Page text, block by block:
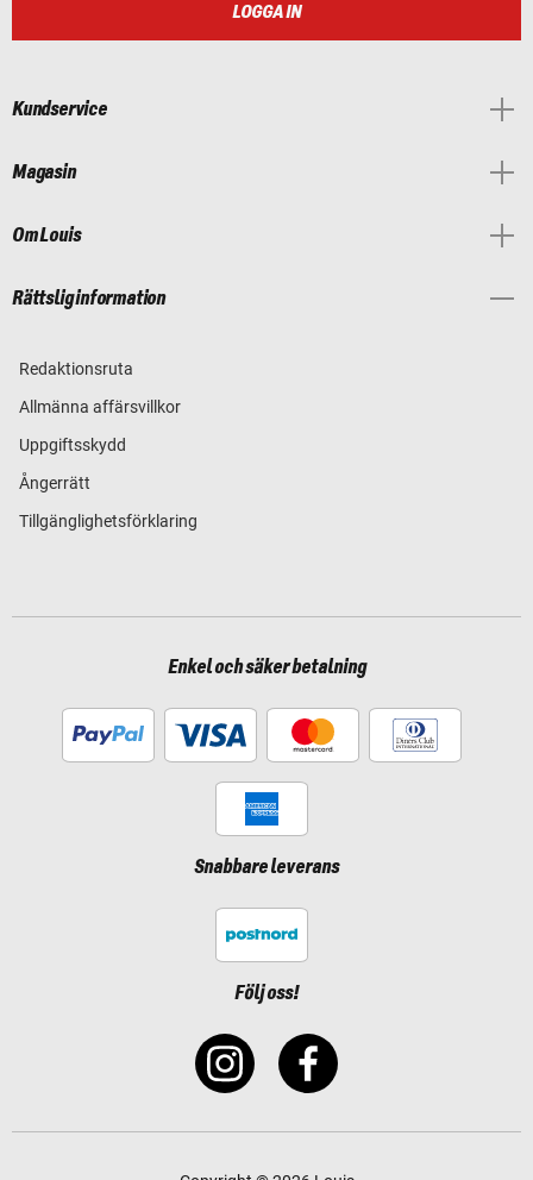
LOGGA IN
Kundservice
Magasin
Om Louis
Rättslig information
Redaktionsruta
Allmänna affärsvillkor
Uppgiftsskydd
Ångerrätt
Tillgänglighetsförklaring
Enkel och säker betalning
Snabbare leverans
Följ oss!